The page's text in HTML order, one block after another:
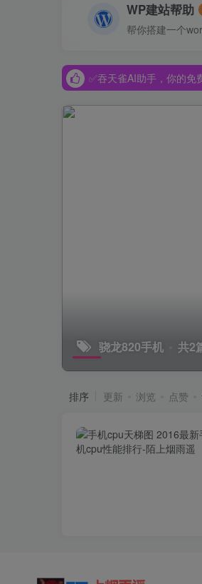
WP建站帮助
帮你搭建一个
✅吞天雀AI助手，你的
✅吞天雀AI助手，你的
✅吞天雀AI助手，你的免
骁龙820手机 共2
排序 更新 浏览 点赞